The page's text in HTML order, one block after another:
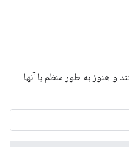
و هنوز به طور منظم با آنها